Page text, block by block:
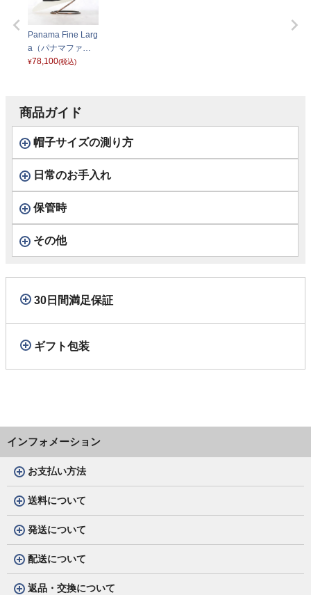
Panama Fine Larg
a（パナマファイ
ン ラーガ） 14034
¥78,100(税込)
商品ガイド
帽子サイズの測り方
日常のお手入れ
保管時
その他
30日間満足保証
ギフト包装
インフォメーション
お支払い方法
送料について
発送について
配送について
返品・交換について